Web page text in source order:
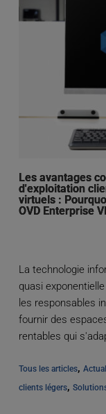
Les avantages
d'exploitation
virtuels :
OVD Enterprise
La technologie
quasi
les responsables
fournir des
rentables qui
Tous les articles,
clients légers,